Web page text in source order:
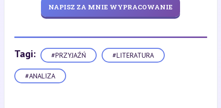
NAPISZ ZA MNIE WYPRACOWANIE
Tagi: #PRZYJAŹŃ #LITERATURA
#ANALIZA